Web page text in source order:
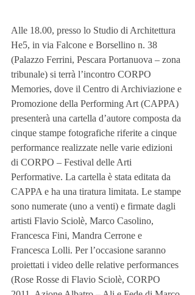
Alle 18.00, presso lo Studio di Architettura
He5, in via Falcone e Borsellino n. 38
(Palazzo Ferrini, Pescara Portanuova – zona
tribunale) si terrà l’incontro CORPO
Memories, dove il Centro di Archiviazione e
Promozione della Performing Art (CAPPA)
presenterà una cartella d’autore composta da
cinque stampe fotografiche riferite a cinque
performance realizzate nelle varie edizioni
di CORPO – Festival delle Arti
Performative. La cartella è stata editata da
CAPPA e ha una tiratura limitata. Le stampe
sono numerate (uno a venti) e firmate dagli
artisti Flavio Sciolè, Marco Casolino,
Francesca Fini, Mandra Cerrone e
Francesca Lolli. Per l’occasione saranno
proiettati i video delle relative performances
(Rose Rosse di Flavio Sciolè, CORPO